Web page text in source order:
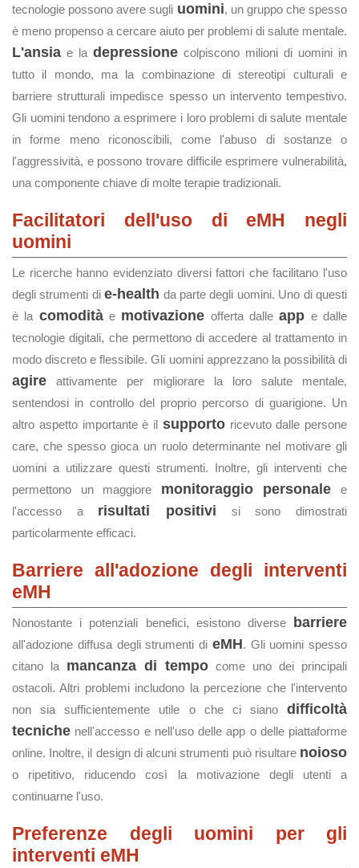
tecnologie possono avere sugli uomini, un gruppo che spesso
è meno propenso a cercare aiuto per problemi di salute mentale.
L'ansia e la depressione colpiscono milioni di uomini in
tutto il mondo, ma la combinazione di stereotipi culturali e
barriere strutturali impedisce spesso un intervento tempestivo.
Gli uomini tendono a esprimere i loro problemi di salute mentale
in forme meno riconoscibili, come l'abuso di sostanze o
l'aggressività, e possono trovare difficile esprimere vulnerabilità,
una componente chiave di molte terapie tradizionali.
Facilitatori dell'uso di eMH negli
uomini
Le ricerche hanno evidenziato diversi fattori che facilitano l'uso
degli strumenti die-health da parte degli uomini. Uno di questi
è la comoditàe motivazione offerta dalleapp e dalle
tecnologie digitali, che permettono di accedere al trattamento in
modo discreto e flessibile. Gli uomini apprezzano la possibilità di
agire attivamente per migliorare la loro salute mentale,
sentendosi in controllo del proprio percorso di guarigione. Un
altro aspetto importante è il supportoricevuto dalle persone
care, che spesso gioca un ruolo determinante nel motivare gli
uomini a utilizzare questi strumenti. Inoltre, gli interventi che
permettono un maggiore monitoraggio personale e
l'accesso a risultati positivi si sono dimostrati
particolarmente efficaci.
Barriere all'adozione degli interventi
eMH
Nonostante i potenziali benefici, esistono diverse barriere
all'adozione diffusa degli strumenti di eMH. Gli uomini spesso
citano la mancanza di tempo come uno dei principali
ostacoli. Altri problemi includono la percezione che l'intervento
non sia sufficientemente utile o che ci siano difficoltà
tecniche nell'accesso e nell'uso delle app o delle piattaforme
online. Inoltre, il design di alcuni strumenti può risultare noioso
o ripetitivo, riducendo così la motivazione degli utenti a
continuarne l'uso.
Preferenze degli uomini per gli
interventi eMH